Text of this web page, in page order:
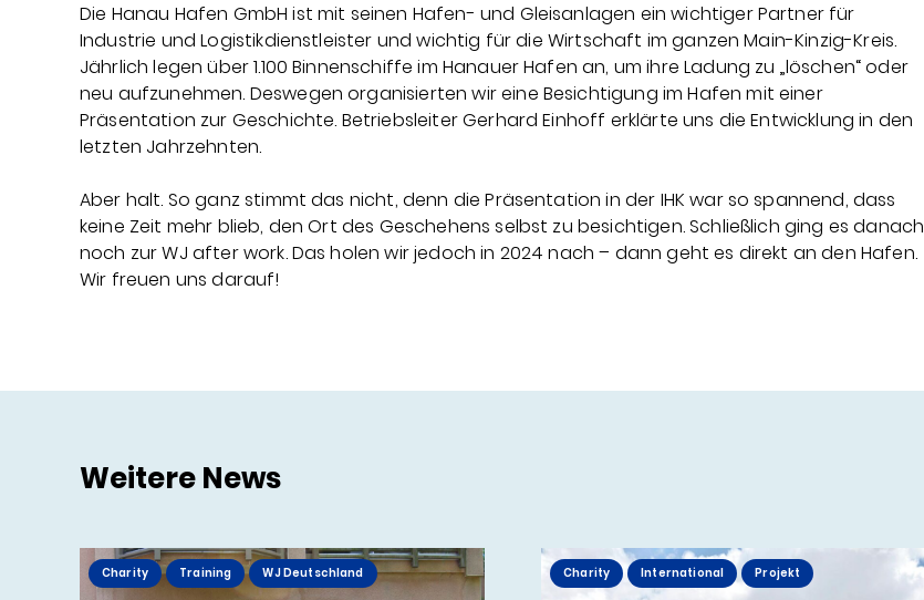
Die Hanau Hafen GmbH ist mit seinen Hafen- und Gleisanlagen ein wichtiger Partner für
Industrie und Logistikdienstleister und wichtig für die Wirtschaft im ganzen Main-Kinzig-Kreis.
Jährlich legen über 1.100 Binnenschiffe im Hanauer Hafen an, um ihre Ladung zu „löschen“ oder
neu aufzunehmen. Deswegen organisierten wir eine Besichtigung im Hafen mit einer
Präsentation zur Geschichte. Betriebsleiter Gerhard Einhoff erklärte uns die Entwicklung in den
letzten Jahrzehnten.
Aber halt. So ganz stimmt das nicht, denn die Präsentation in der IHK war so spannend, dass
keine Zeit mehr blieb, den Ort des Geschehens selbst zu besichtigen. Schließlich ging es danach
noch zur WJ after work. Das holen wir jedoch in 2024 nach – dann geht es direkt an den Hafen.
Wir freuen uns darauf!
Weitere News
Charity Training WJ Deutschland Charity International Projekt